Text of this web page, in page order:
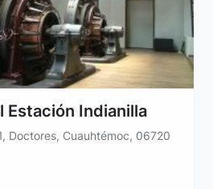
Estación Indianilla
Doctores, Cuauhtémoc, 06720